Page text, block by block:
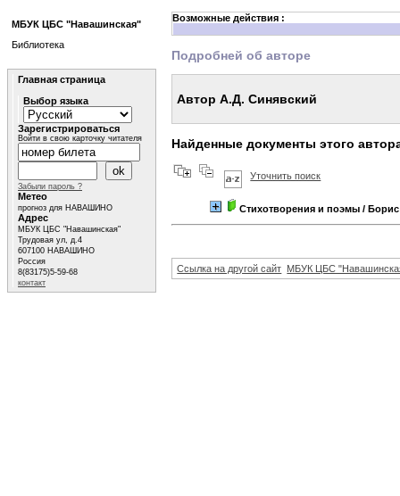
Возможные действия :
Подробней об авторе
Автор А.Д. Синявский
Найденные документы этого
Уточнить поиск
Стихотворения и поэмы /
Ссылка на другой сайт МБУК ЦБС
МБУК ЦБС "Навашинская"
Библиотека
Главная страница
Выбор языка
Зарегистрироваться
Войти в свою карточку читателя
Забыли пароль ?
Метео
прогноз для НАВАШИНО
Адрес
МБУК ЦБС "Навашинская"
Трудовая ул, д.4
607100 НАВАШИНО
Россия
8(83175)5-59-68
контакт